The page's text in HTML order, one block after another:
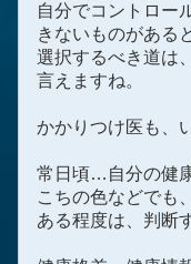
自分でコントロー
きないものがある
選択するべき道は
言えますね。
かかりつけ医も、
常日頃…自分の健
こちの色などでも、
ある程度は、判断